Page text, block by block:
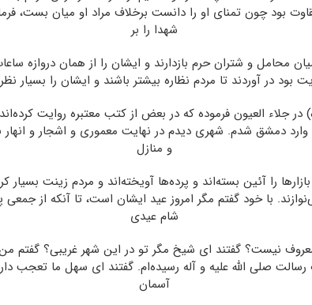
بود چون تمنای او را دانست برخلاف مراد او میان بست،
شهدا را بر
محامل و شتران حرم بازدارند و ایشان را از همان دروازه
بود در آوردند تا مردم نظاره بیشتر باشند و ایشان را بسیار
در جلاء العیون فرموده که در بعض از کتب معتبره روایت
دمشق شدم. شهری دیدم در نهایت معموری و اشجار و انهار
و منازل
را آئین بسته‌اند و پرده‌ها آویخته‌اند و مردم زینت بسیار
با خود گفتم مگر امروز عید ایشان است، تا آنکه از
شام عیدی
نیست؟ گفتند ای شیخ مگر تو در این شهر غریبی؟ گفتم
صلی الله علیه و آله رسیده‌ام. گفتند ای سهل ما تعجب
آسمان